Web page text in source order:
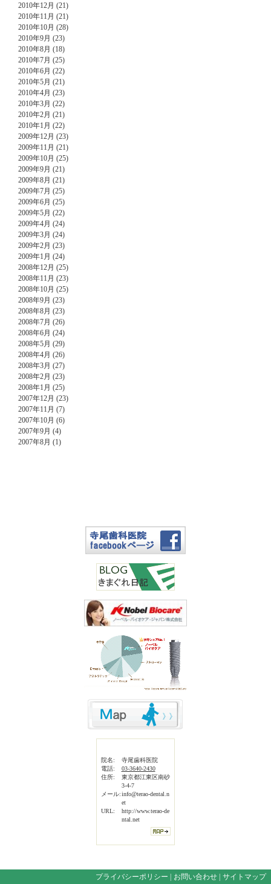
2010年12月 (21)
2010年11月 (21)
2010年10月 (28)
2010年9月 (23)
2010年8月 (18)
2010年7月 (25)
2010年6月 (22)
2010年5月 (21)
2010年4月 (23)
2010年3月 (22)
2010年2月 (21)
2010年1月 (22)
2009年12月 (23)
2009年11月 (21)
2009年10月 (25)
2009年9月 (21)
2009年8月 (21)
2009年7月 (25)
2009年6月 (25)
2009年5月 (22)
2009年4月 (24)
2009年3月 (24)
2009年2月 (23)
2009年1月 (24)
2008年12月 (25)
2008年11月 (23)
2008年10月 (25)
2008年9月 (23)
2008年8月 (23)
2008年7月 (26)
2008年6月 (24)
2008年5月 (29)
2008年4月 (26)
2008年3月 (27)
2008年2月 (23)
2008年1月 (25)
2007年12月 (23)
2007年11月 (7)
2007年10月 (6)
2007年9月 (4)
2007年8月 (1)
院名:
寺尾歯科医院
電話:
03-3640-2430
住所:
東京都江東区南砂
3-4-7
メール:info@terao-dental.n
et
URL:
http://www.terao-de
ntal.net
プライバシーポリシー | お問い合わせ | サイトマップ